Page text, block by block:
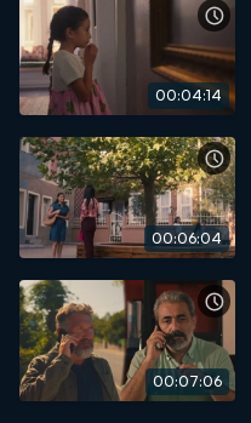
00:04:14
00:06:04
00:07:06